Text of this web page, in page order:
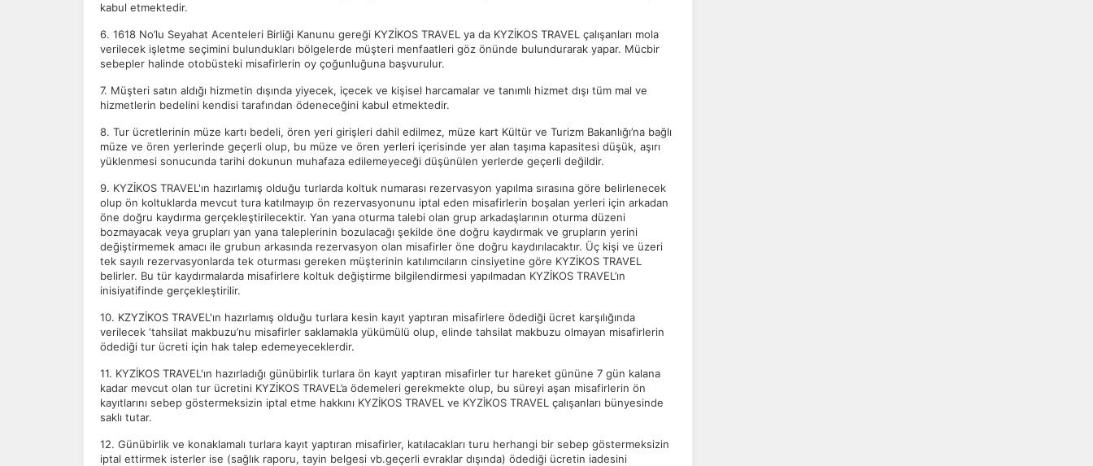
Pazarlama Çerezleri
Kapatırsanız reklamları görmeye devam edersiniz, ancak daha az
Tümünü Reddet Tümünü Kabul Et Tercihleri Kaydet
kabul etmektedir.
6. 1618 No’lu Seyahat Acenteleri Birliği Kanunu gereği KYZİKOS TRAVEL ya da KYZİKOS TRAVEL çalışanları mola
verilecek işletme seçimini bulundukları bölgelerde müşteri menfaatleri göz önünde bulundurarak yapar. Mücbir
sebepler halinde otobüsteki misafirlerin oy çoğunluğuna başvurulur.
7. Müşteri satın aldığı hizmetin dışında yiyecek, içecek ve kişisel harcamalar ve tanımlı hizmet dışı tüm mal ve
hizmetlerin bedelini kendisi tarafından ödeneceğini kabul etmektedir.
8. Tur ücretlerinin müze kartı bedeli, ören yeri girişleri dahil edilmez, müze kart Kültür ve Turizm Bakanlığı’na bağlı
müze ve ören yerlerinde geçerli olup, bu müze ve ören yerleri içerisinde yer alan taşıma kapasitesi düşük, aşırı
yüklenmesi sonucunda tarihi dokunun muhafaza edilemeyeceği düşünülen yerlerde geçerli değildir.
9. KYZİKOS TRAVEL'ın hazırlamış olduğu turlarda koltuk numarası rezervasyon yapılma sırasına göre belirlenecek
olup ön koltuklarda mevcut tura katılmayıp ön rezervasyonunu iptal eden misafirlerin boşalan yerleri için arkadan
öne doğru kaydırma gerçekleştirilecektir. Yan yana oturma talebi olan grup arkadaşlarının oturma düzeni
bozmayacak veya grupları yan yana taleplerinin bozulacağı şekilde öne doğru kaydırmak ve grupların yerini
değiştirmemek amacı ile grubun arkasında rezervasyon olan misafirler öne doğru kaydırılacaktır. Üç kişi ve üzeri
tek sayılı rezervasyonlarda tek oturması gereken müşterinin katılımcıların cinsiyetine göre KYZİKOS TRAVEL
belirler. Bu tür kaydırmalarda misafirlere koltuk değiştirme bilgilendirmesi yapılmadan KYZİKOS TRAVEL’ın
inisiyatifinde gerçekleştirilir.
10. KZYZİKOS TRAVEL'ın hazırlamış olduğu turlara kesin kayıt yaptıran misafirlere ödediği ücret karşılığında
verilecek ‘tahsilat makbuzu’nu misafirler saklamakla yükümülü olup, elinde tahsilat makbuzu olmayan misafirlerin
ödediği tur ücreti için hak talep edemeyeceklerdir.
11. KYZİKOS TRAVEL'ın hazırladığı günübirlik turlara ön kayıt yaptıran misafirler tur hareket gününe 7 gün kalana
kadar mevcut olan tur ücretini KYZİKOS TRAVEL’a ödemeleri gerekmekte olup, bu süreyi aşan misafirlerin ön
kayıtlarını sebep göstermeksizin iptal etme hakkını KYZİKOS TRAVEL ve KYZİKOS TRAVEL çalışanları bünyesinde
saklı tutar.
12. Günübirlik ve konaklamalı turlara kayıt yaptıran misafirler, katılacakları turu herhangi bir sebep göstermeksizin
iptal ettirmek isterler ise (sağlık raporu, tayin belgesi vb.geçerli evraklar dışında) ödediği ücretin iadesini